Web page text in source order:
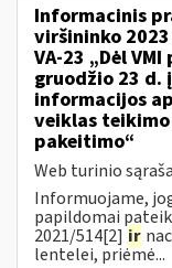
Informacinis
viršininko
VA-23 „Dėl
gruodžio 23 d.
informacijos
veiklas
pakeitimo“
Web turinio
Informuojame,
papildomai
2021/514[2] ir
lentelei, priėmė...